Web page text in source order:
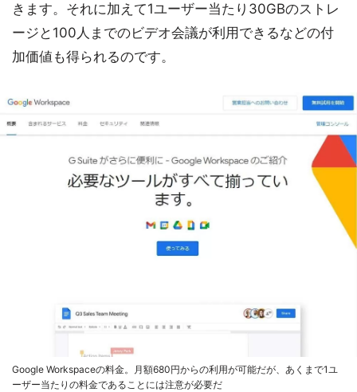
きます。それに加えて1ユーザー当たり30GBのストレ
ージと100人までのビデオ会議が利用できるなどの付
加価値も得られるのです。
Google Workspaceの料金。月額680円からの利用が可能だが、あくまで1ユ
ーザー当たりの料金であることには注意が必要だ